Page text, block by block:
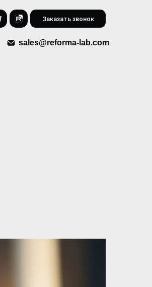
Заказать звонок
sales@reforma-lab.com